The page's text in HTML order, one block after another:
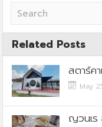
Related Posts
สตาร์ค
May
ญวนเร